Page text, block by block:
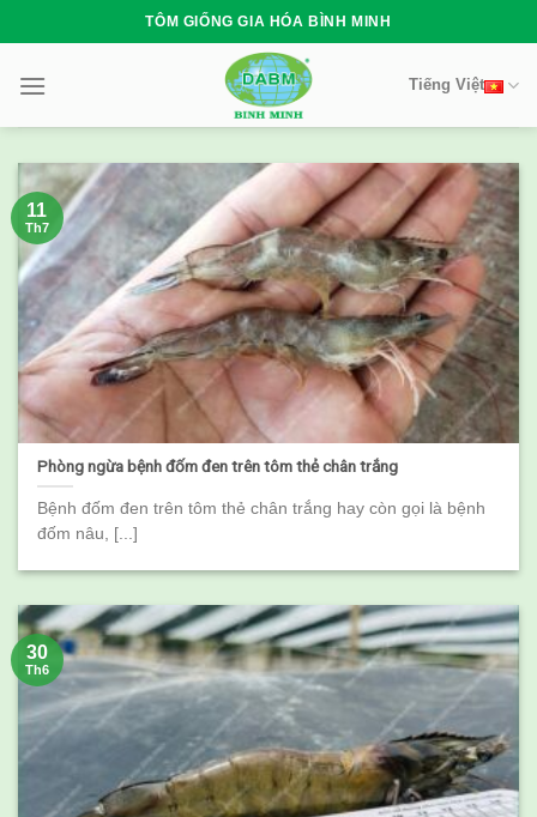
to
content
TÔM GIỐNG GIA HÓA BÌNH MINH
Tiếng Việt
Phòng ngừa bệnh đốm đen trên tôm thẻ chân trắng
Bệnh đốm đen trên tôm thẻ chân trắng hay còn gọi là bệnh
đốm nâu, [...]
11
Th7
30
Th6